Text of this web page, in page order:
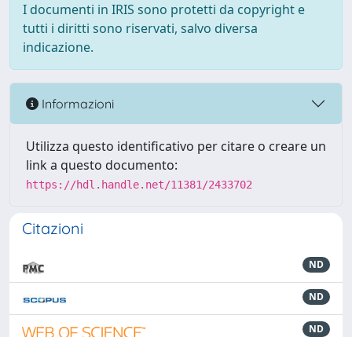
I documenti in IRIS sono protetti da copyright e
tutti i diritti sono riservati, salvo diversa
indicazione.
Informazioni
Utilizza questo identificativo per citare o creare un
link a questo documento:
https://hdl.handle.net/11381/2433702
Citazioni
ND
ND
ND